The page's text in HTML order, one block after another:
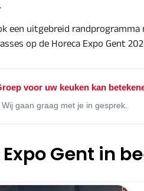
een uitgebreid randprogramma
op de Horeca Expo Gent
voor uw keuken kan
gaan graag met je in gesprek.
Gent in